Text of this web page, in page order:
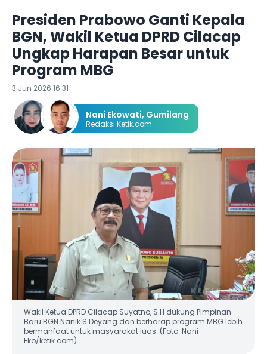
Presiden Prabowo Ganti Kepala
BGN, Wakil Ketua DPRD Cilacap
Ungkap Harapan Besar untuk
Program MBG
3 Jun 2026 16:31
Nani Ekowati, Gumilang
Redaksi Ketik.com
Wakil Ketua DPRD Cilacap Suyatno, S.H dukung Pimpinan
Baru BGN Nanik S Deyang dan berharap program MBG lebih
bermanfaat untuk masyarakat luas. (Foto: Nani
Eko/ketik.com)